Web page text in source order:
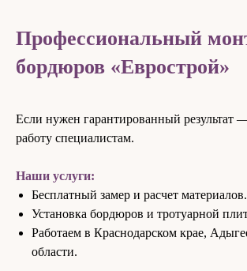
Профессиональный
бордюров «Еврострой»
Если нужен гарантированный результат
работу специалистам.
Наши услуги:
Бесплатный замер и расчет материалов.
Установка бордюров и тротуарной
Работаем в Краснодарском крае,
области.